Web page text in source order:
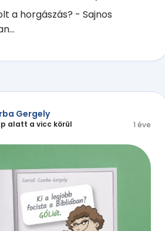
a horgászás? - Sajnos
Gergely
alatt a vicc körül 1 éve